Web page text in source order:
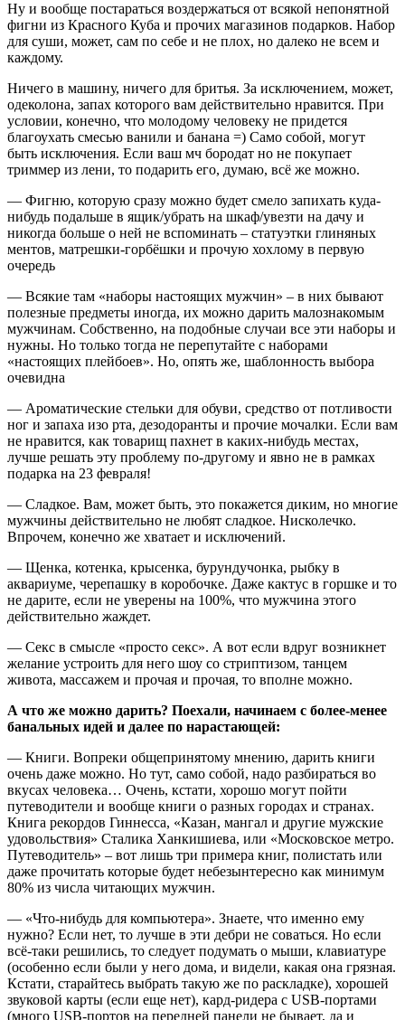
Ну и вообще постараться воздержаться от всякой непонятной
фигни из Красного Куба и прочих магазинов подарков. Набор
для суши, может, сам по себе и не плох, но далеко не всем и
каждому.
Ничего в машину, ничего для бритья. За исключением, может,
одеколона, запах которого вам действительно нравится. При
условии, конечно, что молодому человеку не придется
благоухать смесью ванили и банана =) Само собой, могут
быть исключения. Если ваш мч бородат но не покупает
триммер из лени, то подарить его, думаю, всё же можно.
— Фигню, которую сразу можно будет смело запихать куда-
нибудь подальше в ящик/убрать на шкаф/увезти на дачу и
никогда больше о ней не вспоминать – статуэтки глиняных
ментов, матрешки-горбёшки и прочую хохлому в первую
очередь
— Всякие там «наборы настоящих мужчин» – в них бывают
полезные предметы иногда, их можно дарить малознакомым
мужчинам. Собственно, на подобные случаи все эти наборы и
нужны. Но только тогда не перепутайте с наборами
«настоящих плейбоев». Но, опять же, шаблонность выбора
очевидна
— Ароматические стельки для обуви, средство от потливости
ног и запаха изо рта, дезодоранты и прочие мочалки. Если вам
не нравится, как товарищ пахнет в каких-нибудь местах,
лучше решать эту проблему по-другому и явно не в рамках
подарка на 23 февраля!
— Сладкое. Вам, может быть, это покажется диким, но многие
мужчины действительно не любят сладкое. Нисколечко.
Впрочем, конечно же хватает и исключений.
— Щенка, котенка, крысенка, бурундучонка, рыбку в
аквариуме, черепашку в коробочке. Даже кактус в горшке и то
не дарите, если не уверены на 100%, что мужчина этого
действительно жаждет.
— Секс в смысле «просто секс». А вот если вдруг возникнет
желание устроить для него шоу со стриптизом, танцем
живота, массажем и прочая и прочая, то вполне можно.
А что же можно дарить? Поехали, начинаем с более-менее
банальных идей и далее по нарастающей:
— Книги. Вопреки общепринятому мнению, дарить книги
очень даже можно. Но тут, само собой, надо разбираться во
вкусах человека… Очень, кстати, хорошо могут пойти
путеводители и вообще книги о разных городах и странах.
Книга рекордов Гиннесса, «Казан, мангал и другие мужские
удовольствия» Сталика Ханкишиева, или «Московское метро.
Путеводитель» – вот лишь три примера книг, полистать или
даже прочитать которые будет небезынтересно как минимум
80% из числа читающих мужчин.
— «Что-нибудь для компьютера». Знаете, что именно ему
нужно? Если нет, то лучше в эти дебри не соваться. Но если
всё-таки решились, то следует подумать о мыши, клавиатуре
(особенно если были у него дома, и видели, какая она грязная.
Кстати, старайтесь выбрать такую же по раскладке), хорошей
звуковой карты (если еще нет), кард-ридера с USB-портами
(много USB-портов на передней панели не бывает, да и